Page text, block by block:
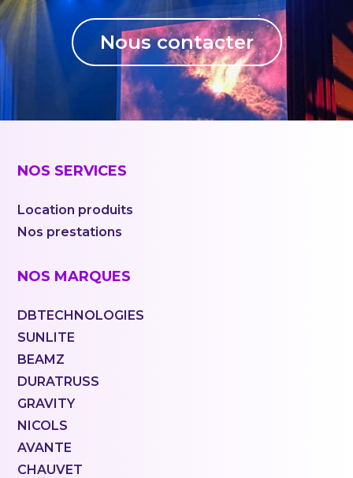
Nous contacter
NOS SERVICES
Location produits
Nos prestations
NOS MARQUES
DBTECHNOLOGIES
SUNLITE
BEAMZ
DURATRUSS
GRAVITY
NICOLS
AVANTE
CHAUVET